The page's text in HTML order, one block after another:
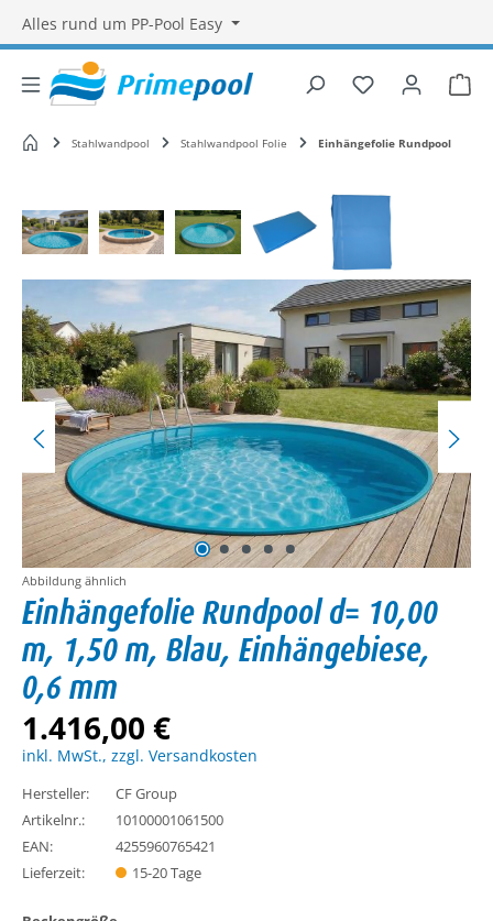
Alles rund um PP-Pool Easy
Du hast 0
StartseiteStahlwandpool Stahlwandpool Folie Einhängefolie Rundpool
Abbildung ähnlich
Einhängefolie Rundpool d= 10,00
m, 1,50 m, Blau, Einhängebiese,
0,6 mm
1.416,00 €
inkl. MwSt., zzgl. Versandkosten
Hersteller:
CF Group
Artikelnr.:
10100001061500
EAN:
4255960765421
Lieferzeit:
15-20 Tage